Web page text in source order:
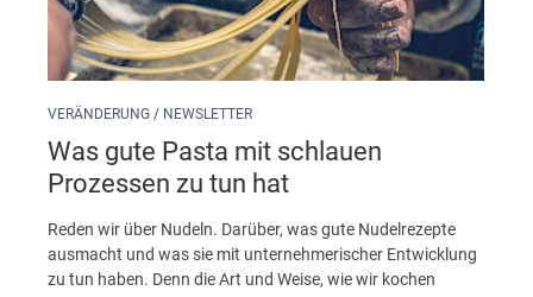
VERÄNDERUNG / NEWSLETTER
Was gute Pasta mit schlauen
Prozessen zu tun hat
Reden wir über Nudeln. Darüber, was gute Nudelrezepte
ausmacht und was sie mit unternehmerischer Entwicklung
zu tun haben. Denn die Art und Weise, wie wir kochen